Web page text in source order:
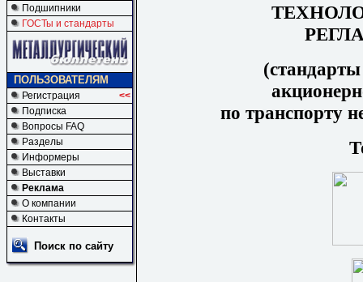
Подшипники
ГОСТы и стандарты
ПОЛЬЗОВАТЕЛЯМ
Регистрация
<<
Подписка
Вопросы FAQ
Разделы
Информеры
Выставки
Реклама
О компании
Контакты
Поиск по сайту
по транспорту